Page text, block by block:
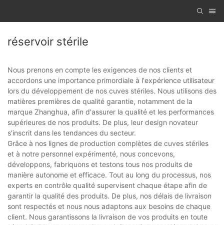
réservoir stérile
Nous prenons en compte les exigences de nos clients et
accordons une importance primordiale à l'expérience utilisateur
lors du développement de nos cuves stériles. Nous utilisons des
matières premières de qualité garantie, notamment de la
marque Zhanghua, afin d'assurer la qualité et les performances
supérieures de nos produits. De plus, leur design novateur
s'inscrit dans les tendances du secteur.
Grâce à nos lignes de production complètes de cuves stériles
et à notre personnel expérimenté, nous concevons,
développons, fabriquons et testons tous nos produits de
manière autonome et efficace. Tout au long du processus, nos
experts en contrôle qualité supervisent chaque étape afin de
garantir la qualité des produits. De plus, nos délais de livraison
sont respectés et nous nous adaptons aux besoins de chaque
client. Nous garantissons la livraison de vos produits en toute